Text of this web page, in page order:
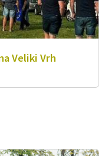
Veliki Vrh